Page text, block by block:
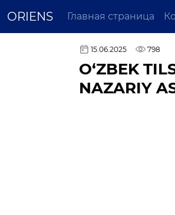
ORIENS Главная страница
15.06.2025 798
O‘ZBEK
NAZARIY